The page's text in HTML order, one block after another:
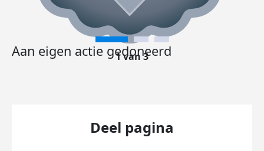
Aan eigen actie gedoneerd
1 van 3
Deel pagina